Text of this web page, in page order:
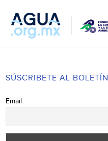
SÚSCRIBETE AL BOLETÍN
Email